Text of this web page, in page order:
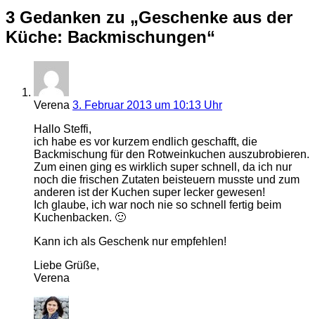
3 Gedanken zu „Geschenke aus der
Küche: Backmischungen“
Verena 3. Februar 2013 um 10:13 Uhr
Hallo Steffi,
ich habe es vor kurzem endlich geschafft, die
Backmischung für den Rotweinkuchen auszubrobieren.
Zum einen ging es wirklich super schnell, da ich nur
noch die frischen Zutaten beisteuern musste und zum
anderen ist der Kuchen super lecker gewesen!
Ich glaube, ich war noch nie so schnell fertig beim
Kuchenbacken. 🙂
Kann ich als Geschenk nur empfehlen!
Liebe Grüße,
Verena